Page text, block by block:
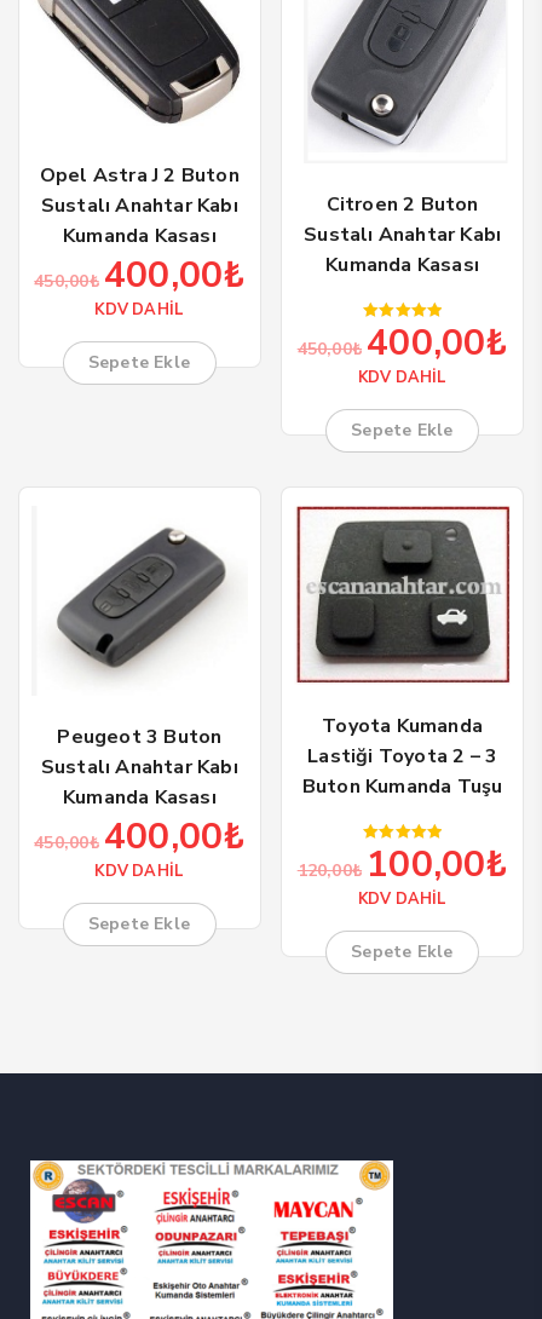
Opel Astra J 2 Buton
Sustalı Anahtar Kabı
Kumanda Kasası
450,00₺ Orijinal
fiyat:
400,00₺
400,00₺.
KDV DAHİL
Sepete Ekle
Citroen 2 Buton
Sustalı Anahtar Kabı
Kumanda Kasası
5 üzerinden
5.00
450,00₺ Orijinal
fiyat:
400,00₺
KDV DAHİL
Sepete Ekle
Peugeot 3 Buton
Sustalı Anahtar Kabı
Kumanda Kasası
450,00₺ Orijinal
fiyat:
400,00₺
andaki
KDV DAHİL
Sepete Ekle
Toyota Kumanda
Lastiği Toyota 2 – 3
Buton Kumanda Tuşu
5 üzerinden
5.00
120,00₺ Orijinal
fiyat:
100,00₺
KDV DAHİL
Sepete Ekle